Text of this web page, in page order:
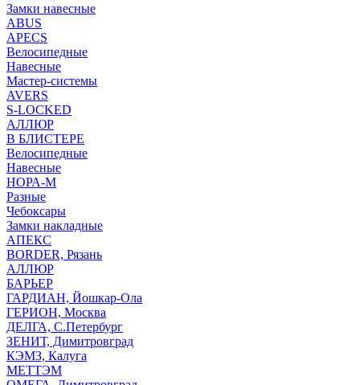
Замки навесные
ABUS
APECS
Велосипедные
Навесные
Мастер-системы
AVERS
S-LOCKED
АЛЛЮР
В БЛИСТЕРЕ
Велосипедные
Навесные
НОРА-М
Разные
Чебоксары
Замки накладные
АПЕКС
BORDER, Рязань
АЛЛЮР
БАРЬЕР
ГАРДИАН, Йошкар-Ола
ГЕРИОН, Москва
ДЕЛГА, С.Петербург
ЗЕНИТ, Димитровград
КЭМЗ, Калуга
МЕТТЭМ